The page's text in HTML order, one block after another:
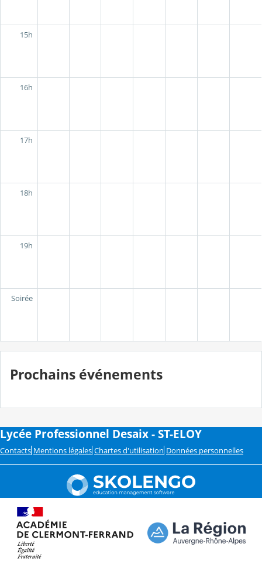
15h
16h
17h
18h
19h
Soirée
Prochains événements
Lycée Professionnel Desaix - ST-ELOY
Contacts Mentions légales Chartes d'utilisation Données personnelles